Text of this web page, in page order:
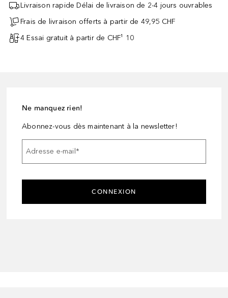
Livraison rapide Délai de livraison de 2-4 jours ouvrables
Frais de livraison offerts à partir de 49,95 CHF
4 Essai gratuit à partir de CHF¹ 10
Ne manquez rien!
Abonnez-vous dès maintenant à la newsletter!
Adresse e-mail*
CONNEXION